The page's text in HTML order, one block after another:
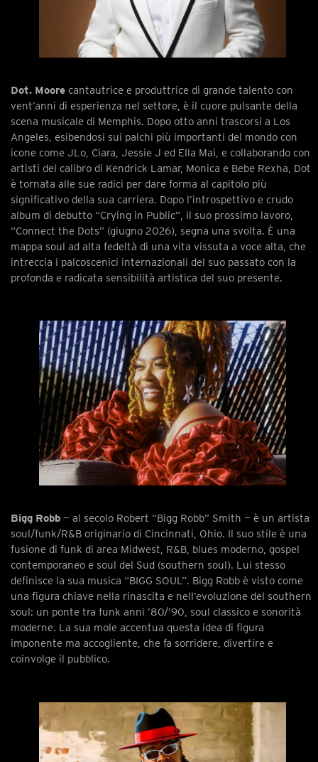
Dot. Moore cantautrice e produttrice di grande talento con
vent’anni di esperienza nel settore, è il cuore pulsante della
scena musicale di Memphis. Dopo otto anni trascorsi a Los
Angeles, esibendosi sui palchi più importanti del mondo con
icone come JLo, Ciara, Jessie J ed Ella Mai, e collaborando con
artisti del calibro di Kendrick Lamar, Monica e Bebe Rexha, Dot
è tornata alle sue radici per dare forma al capitolo più
significativo della sua carriera. Dopo l’introspettivo e crudo
album di debutto “Crying in Public”, il suo prossimo lavoro,
“Connect the Dots” (giugno 2026), segna una svolta. È una
mappa soul ad alta fedeltà di una vita vissuta a voce alta, che
intreccia i palcoscenici internazionali del suo passato con la
profonda e radicata sensibilità artistica del suo presente.
Bigg Robb — al secolo Robert “Bigg Robb” Smith — è un artista
soul/funk/R&B originario di Cincinnati, Ohio. Il suo stile è una
fusione di funk di area Midwest, R&B, blues moderno, gospel
contemporaneo e soul del Sud (southern soul). Lui stesso
definisce la sua musica “BIGG SOUL”. Bigg Robb è visto come
una figura chiave nella rinascita e nell’evoluzione del southern
soul: un ponte tra funk anni ’80/’90, soul classico e sonorità
moderne. La sua mole accentua questa idea di figura
imponente ma accogliente, che fa sorridere, divertire e
coinvolge il pubblico.